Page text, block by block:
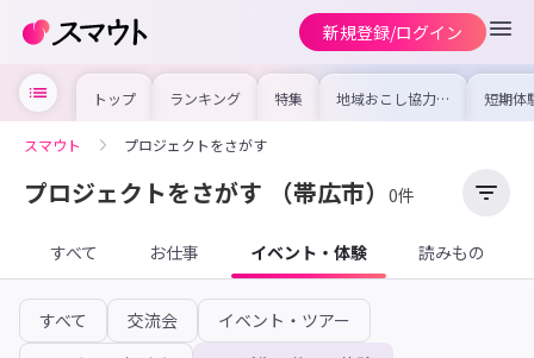
新規登録/ログイン
トップ ランキング 特集 地域おこし協力隊
の求人やイベント
を集めました！仕
けよう
短期体
り〜数
域を知
スマウト プロジェクトをさがす
プロジェクトをさがす （帯広市） 0件
すべて お仕事 イベント・体験 読みもの
すべて 交流会
イベント・ツアー